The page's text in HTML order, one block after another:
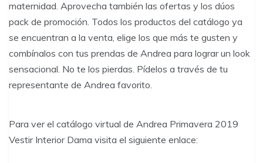
maternidad. Aprovecha también las ofertas y los dúos
pack de promoción. Todos los productos del catálogo ya
se encuentran a la venta, elige los que más te gusten y
combínalos con tus prendas de Andrea para lograr un look
sensacional. No te los pierdas. Pídelos a través de tu
representante de Andrea favorito.
Para ver el catálogo virtual de Andrea Primavera 2019
Vestir Interior Dama visita el siguiente enlace: